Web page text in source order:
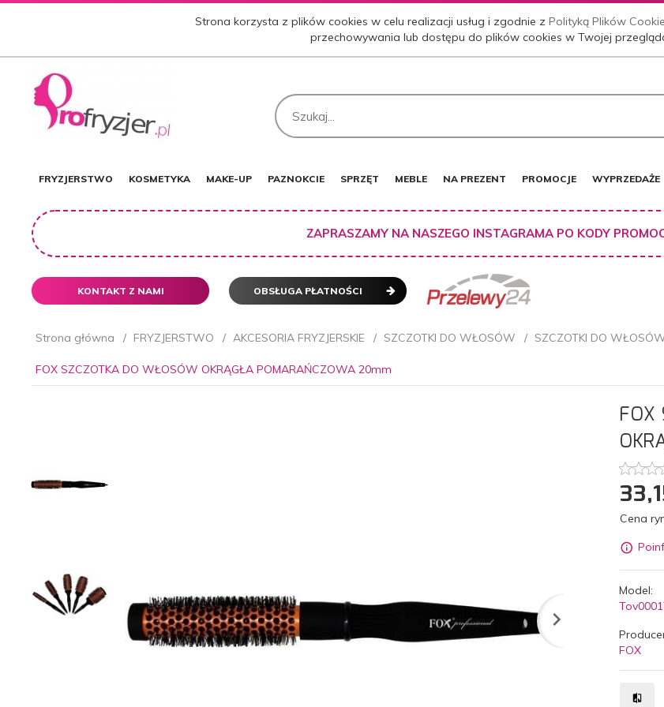
Strona korzysta z plików cookies w celu realizacji usług i zgodnie zPolityką Plików
przechowywania lub dostępu do plików cookies w Twojej
FRYZJERSTWO KOSMETYKA MAKE-UP PAZNOKCIE SPRZĘT MEBLE NA PREZENT PROMOCJE WYPRZEDAŻE
ZAPRASZAMY NA NASZEGO INSTAGRAMA PO KODY
KONTAKT Z NAMI OBSŁUGA PŁATNOŚCI
Strona główna FRYZJERSTWO AKCESORIA FRYZJERSKIE SZCZOTKI DO WŁOSÓW SZCZOTKI DO
FOX SZCZOTKA DO WŁOSÓW OKRĄGŁA POMARAŃCZOWA 20mm
FOX
33,
Cena
Model:
FOX